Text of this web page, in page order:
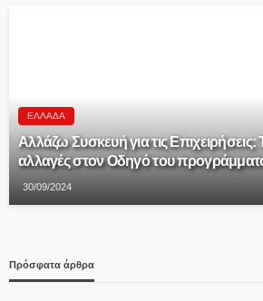
ΕΛΛΆΔΑ
Αλλάζω Συσκευή για τις Επιχειρήσεις:
αλλαγές στον Οδηγό του
30/09/2024
Πρόσφατα άρθρα